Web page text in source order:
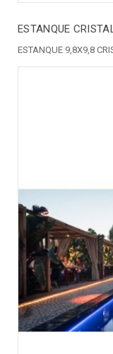
ESTANQUE
ESTANQUE 9,8X9,8